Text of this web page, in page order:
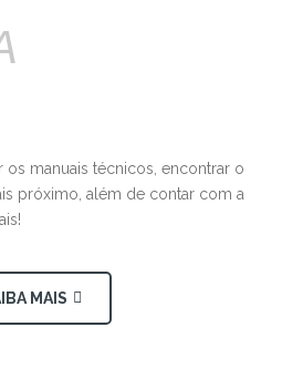
manuais técnicos, encontrar o
próximo, além de contar com a
MAIS